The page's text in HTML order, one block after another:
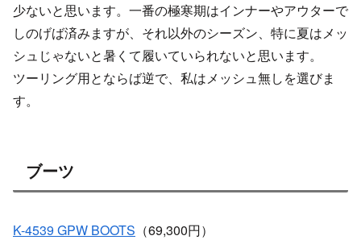
少ないと思います。一番の極寒期はインナーやアウターで
しのげば済みますが、それ以外のシーズン、特に夏はメッ
シュじゃないと暑くて履いていられないと思います。
ツーリング用とならば逆で、私はメッシュ無しを選びま
す。
ブーツ
K-4539 GPW BOOTS （69,300円）